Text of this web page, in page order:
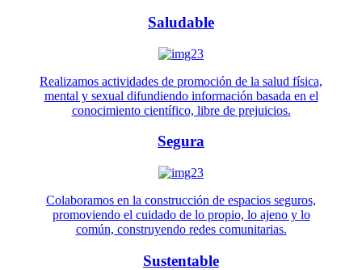
Saludable
Realizamos actividades de promoción de la salud física,
mental y sexual difundiendo información basada en el
conocimiento científico, libre de prejuicios.
Segura
Colaboramos en la construcción de espacios seguros,
promoviendo el cuidado de lo propio, lo ajeno y lo
común, construyendo redes comunitarias.
Sustentable